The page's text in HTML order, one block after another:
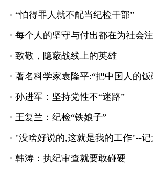
“怕得罪人就不配当纪检干部”
每个人的坚守与付出都在为社会
致敬，隐蔽战线上的英雄
著名科学家袁隆平:“把中国人的
孙进军：坚持党性不“迷路”
王复兰：纪检“铁娘子”
"没啥好说的,这就是我的工作"--
韩涛：执纪审查就要敢碰硬